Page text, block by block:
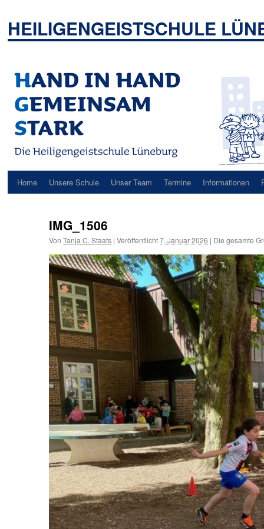
springen
HEILIGENGEISTSCHULE
Home Unsere Schule Unser Team Termine Informationen
IMG_1506
Von Tanja C. Staats | Veröffentlicht 7. Januar 2026 | Die gesamte